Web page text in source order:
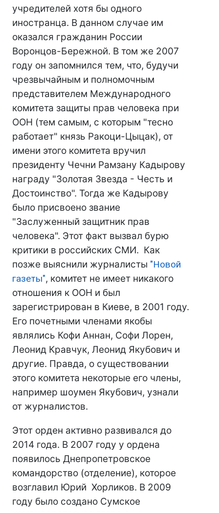
учредителей хотя бы одного
иностранца. В данном случае им
оказался гражданин России
Воронцов-Бережной. В том же 2007
году он запомнился тем, что, будучи
чрезвычайным и полномочным
представителем Международного
комитета защиты прав человека при
ООН (тем самым, с которым "тесно
работает" князь Ракоци-Цыцак), от
имени этого комитета вручил
президенту Чечни Рамзану Кадырову
награду "Золотая Звезда - Честь и
Достоинство". Тогда же Кадырову
было присвоено звание
"Заслуженный защитник прав
человека". Этот факт вызвал бурю
критики в российских СМИ. Как
позже выяснили журналисты "Новой
газеты", комитет не имеет никакого
отношения к ООН и был
зарегистрирован в Киеве, в 2001 году.
Его почетными членами якобы
являлись Кофи Аннан, Софи Лорен,
Леонид Кравчук, Леонид Якубович и
другие. Правда, о существовании
этого комитета некоторые его члены,
например шоумен Якубович, узнали
от журналистов.
Этот орден активно развивался до
2014 года. В 2007 году у ордена
появилось Днепропетровское
командорство (отделение), которое
возглавил Юрий Хорликов. В 2009
году было создано Сумское